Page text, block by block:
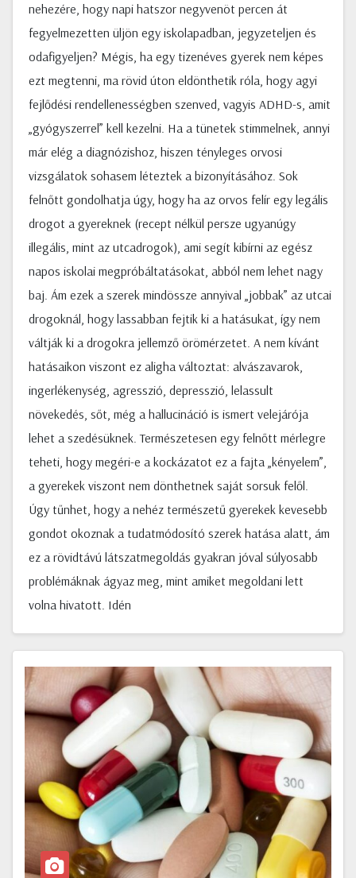
nehezére, hogy napi hatszor negyvenöt percen át
fegyelmezetten üljön egy iskolapadban, jegyzeteljen és
odafigyeljen? Mégis, ha egy tizenéves gyerek nem képes
ezt megtenni, ma rövid úton eldönthetik róla, hogy agyi
fejlődési rendellenességben szenved, vagyis ADHD-s, amit
„gyógyszerrel” kell kezelni. Ha a tünetek stimmelnek, annyi
már elég a diagnózishoz, hiszen tényleges orvosi
vizsgálatok sohasem léteztek a bizonyításához. Sok
felnőtt gondolhatja úgy, hogy ha az orvos felír egy legális
drogot a gyereknek (recept nélkül persze ugyanúgy
illegális, mint az utcadrogok), ami segít kibírni az egész
napos iskolai megpróbáltatásokat, abból nem lehet nagy
baj. Ám ezek a szerek mindössze annyival „jobbak” az utcai
drogoknál, hogy lassabban fejtik ki a hatásukat, így nem
váltják ki a drogokra jellemző örömérzetet. A nem kívánt
hatásaikon viszont ez aligha változtat: alvászavarok,
ingerlékenység, agresszió, depresszió, lelassult
növekedés, sőt, még a hallucináció is ismert velejárója
lehet a szedésüknek. Természetesen egy felnőtt mérlegre
teheti, hogy megéri-e a kockázatot ez a fajta „kényelem”,
a gyerekek viszont nem dönthetnek saját sorsuk felől.
Úgy tűnhet, hogy a nehéz természetű gyerekek kevesebb
gondot okoznak a tudatmódosító szerek hatása alatt, ám
ez a rövidtávú látszatmegoldás gyakran jóval súlyosabb
problémáknak ágyaz meg, mint amiket megoldani lett
volna hivatott. Idén